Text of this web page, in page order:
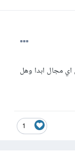
مجال ابدا وهل
1